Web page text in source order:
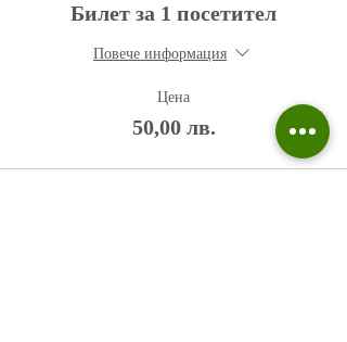
Билет за 1 посетител
Повече информация
Цена
50,00 лв.